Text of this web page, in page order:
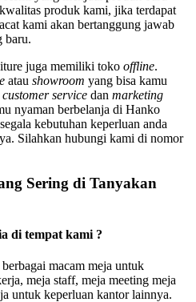
produk kami, jika terdapat
kami akan bertanggung jawab
baru.
juga memiliki toko offline.
atau showroom yang bisa kamu
customer service dan marketing
nyaman berbelanja di Hanko
kebutuhan keperluan anda
Silahkan hubungi kami di nomor
Sering di Tanyakan
di tempat kami ?
macam meja untuk
meja staff, meja meeting meja
untuk keperluan kantor lainnya.